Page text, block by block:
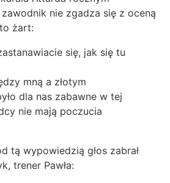
nie zgadza się z oceną
żart:
się, jak się tu
mną a złotym
dla nas zabawne w tej
nie mają poczucia
tą wypowiedzią głos zabrał
trener Pawła: